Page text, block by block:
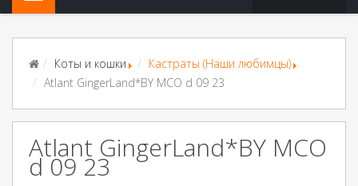
Коты и кошки
Кастраты (Наши любимцы)
Atlant GingerLand*BY MCO d 09 23
Atlant GingerLand*BY MCO
d 09 23